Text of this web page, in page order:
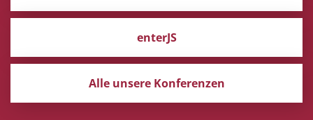
enterJS
Alle unsere Konferenzen